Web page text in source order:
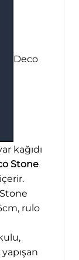
Deco
kağıdı
Stone
rulo